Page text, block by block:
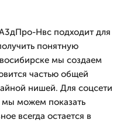
Нвс подходит для
понятную
мы создаем
частью общей
нишей. Для соцсети
мы можем показать
всегда остается в